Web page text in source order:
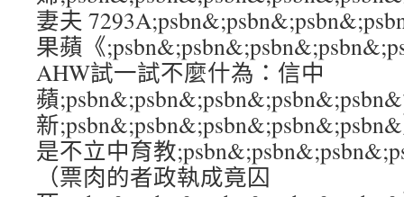
妻夫
果蘋《
AHW試一試不麼什為：信中
蘋
新
是不立中育教
（票肉的者政執成竟囚